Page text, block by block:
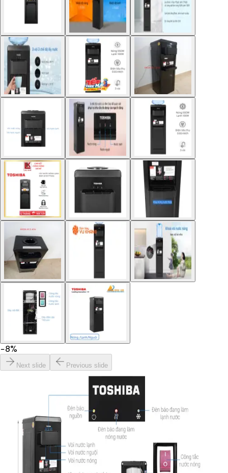
−8%
Next slide Previous slide